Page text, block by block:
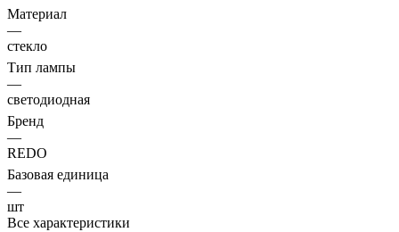
Материал
—
стекло
Тип лампы
—
светодиодная
Бренд
—
REDO
Базовая единица
—
шт
Все характеристики